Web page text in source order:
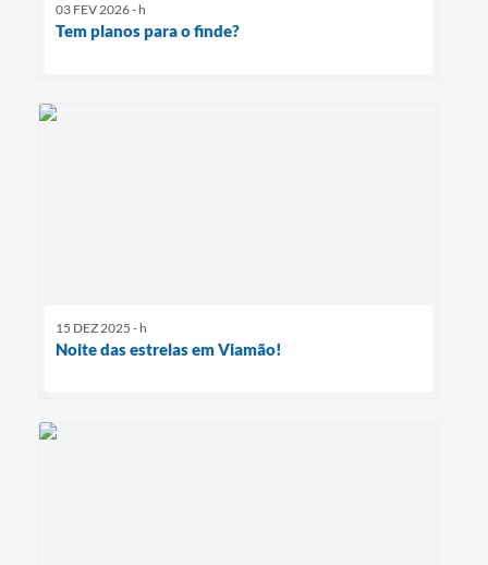
03 FEV 2026 - h
Tem planos para o finde?
15 DEZ 2025 - h
Noite das estrelas em Viamão!